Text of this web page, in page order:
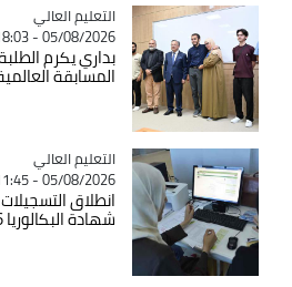
Catégorie
التعليم العالي
05/08/2026 - 18:03
بداري يكرم
المسابقة العالمية
Catégorie
التعليم العالي
05/08/2026 - 11:45
انطلاق التسجيلات
شهادة البكالوريا 2026